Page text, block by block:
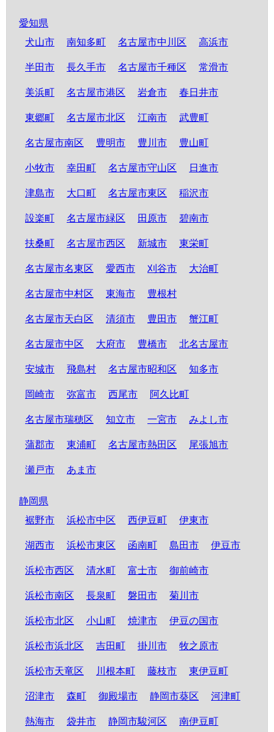
愛知県
犬山市
南知多町 名古屋市中川区 高浜市
半田市 長久手市 名古屋市千種区 常滑市
美浜町 名古屋市港区 岩倉市 春日井市
東郷町 名古屋市北区 江南市 武豊町
名古屋市南区 豊明市 豊川市 豊山町
小牧市 幸田町 名古屋市守山区 日進市
津島市 大口町 名古屋市東区 稲沢市
設楽町 名古屋市緑区 田原市 碧南市
扶桑町 名古屋市西区 新城市 東栄町
名古屋市名東区 愛西市 刈谷市 大治町
名古屋市中村区 東海市 豊根村
名古屋市天白区 清須市 豊田市 蟹江町
名古屋市中区 大府市 豊橋市 北名古屋市
安城市 飛島村 名古屋市昭和区 知多市
岡崎市 弥富市 西尾市 阿久比町
名古屋市瑞穂区 知立市 一宮市 みよし市
蒲郡市 東浦町 名古屋市熱田区 尾張旭市
瀬戸市 あま市
静岡県
裾野市
浜松市中区 西伊豆町 伊東市
湖西市 浜松市東区 函南町 島田市 伊豆市
浜松市西区 清水町 富士市 御前崎市
浜松市南区 長泉町 磐田市 菊川市
浜松市北区 小山町 焼津市 伊豆の国市
浜松市浜北区 吉田町 掛川市 牧之原市
浜松市天竜区 川根本町 藤枝市 東伊豆町
沼津市 森町 御殿場市 静岡市葵区 河津町
熱海市 袋井市 静岡市駿河区 南伊豆町